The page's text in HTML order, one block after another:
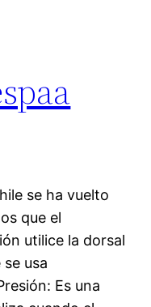
se ha vuelto
que el
utilice la dorsal
usa
Es una